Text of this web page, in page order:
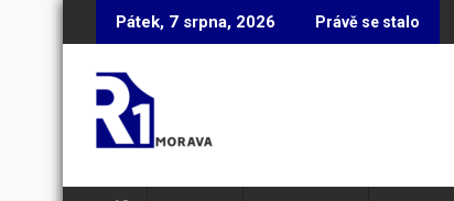
to
Pátek, 7 srpna, 2026 Právě se stalo